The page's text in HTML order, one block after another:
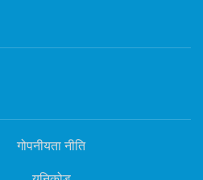
गोपनीयता नीति